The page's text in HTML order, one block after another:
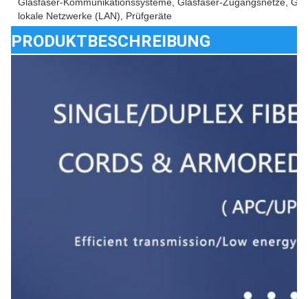
lokale Netzwerke (LAN), Prüfgeräte
PRODUKTBESCHREIBUNG